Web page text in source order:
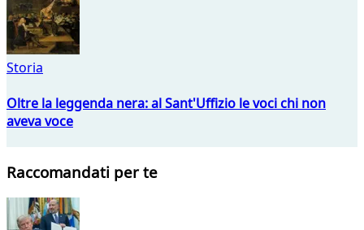
Storia
Oltre la leggenda nera: al Sant'Uffizio le voci chi non
aveva voce
Raccomandati per te